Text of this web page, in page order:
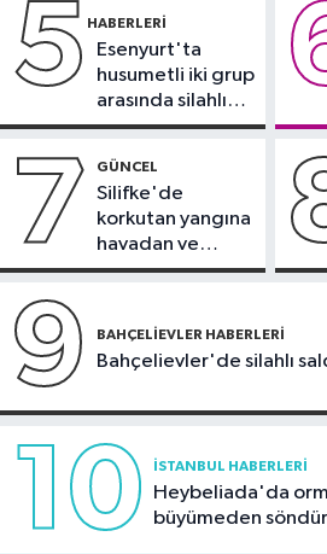
için geri sayım
5 HABERLERI
Esenyurt'ta
husumetli iki grup
arasında silahlı
kavga
7 GÜNCEL
Silifke'de
korkutan yangına
havadan ve
karadan
9 BAHÇELIEVLER HABERLERI
Bahçelievler'de silahlı
10 İSTANBUL HABERLERI
Heybeliada'da
büyümeden